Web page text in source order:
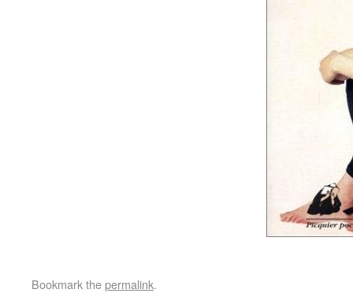
Bookmark thepermalink.